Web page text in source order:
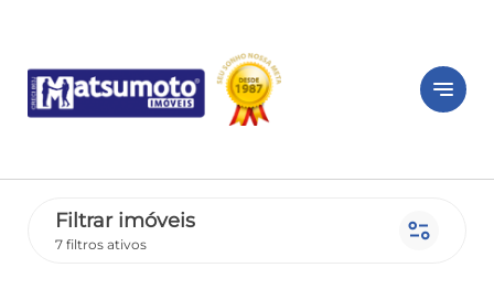
notes
Filtrar imóveis
7 filtros ativos page_info